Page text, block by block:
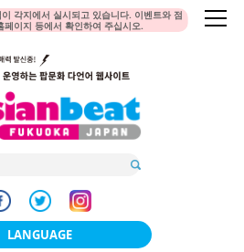
각지에서 실시되고 있습니다. 이벤트와 점
이지 등에서 확인하여 주십시오.
LANGUAGE